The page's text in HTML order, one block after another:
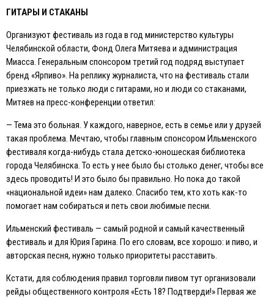
ГИТАРЫ И СТАКАНЫ
Организуют фестиваль из года в год министерство культуры
Челябинской области, Фонд Олега Митяева и администрация
Миасса. Генеральным спонсором третий год подряд выступает
бренд «Ярпиво». На реплику журналиста, что на фестиваль стали
приезжать не только люди с гитарами, но и люди со стаканами,
Митяев на пресс-конференции ответил:
— Тема это больная. У каждого, наверное, есть в семье или у друзей
такая проблема. Мечтаю, чтобы главным спонсором Ильменского
фестиваля когда-нибудь стала детско-юношеская библиотека
города Челябинска. То есть у нее было бы столько денег, чтобы все
здесь проводить! И это было бы правильно. Но пока до такой
«национальной идеи» нам далеко. Спасибо тем, кто хоть как-то
помогает нам собираться и петь свои любимые песни.
Ильменский фестиваль — самый родной и самый качественный
фестиваль и для Юрия Гарина. По его словам, все хорошо: и пиво, и
авторская песня, нужно только приоритеты расставить.
Кстати, для соблюдения правил торговли пивом тут организовали
рейды общественного контроля «Есть 18? Подтверди!» Первая же